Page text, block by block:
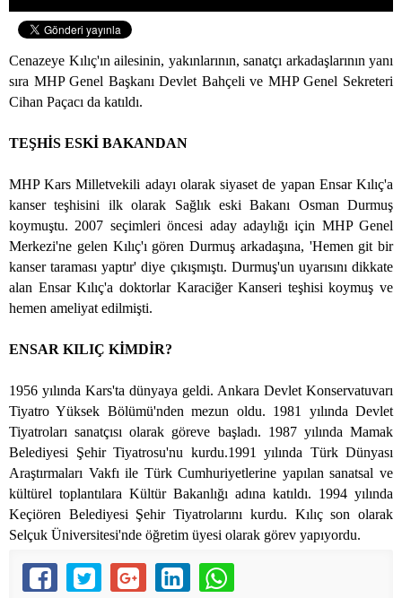
Cenazeye Kılıç'ın ailesinin, yakınlarının, sanatçı arkadaşlarının yanı
sıra MHP Genel Başkanı Devlet Bahçeli ve MHP Genel Sekreteri
Cihan Paçacı da katıldı.
TEŞHİS ESKİ BAKANDAN
MHP Kars Milletvekili adayı olarak siyaset de yapan Ensar Kılıç'a
kanser teşhisini ilk olarak Sağlık eski Bakanı Osman Durmuş
koymuştu. 2007 seçimleri öncesi aday adaylığı için MHP Genel
Merkezi'ne gelen Kılıç'ı gören Durmuş arkadaşına, 'Hemen git bir
kanser taraması yaptır' diye çıkışmıştı. Durmuş'un uyarısını dikkate
alan Ensar Kılıç'a doktorlar Karaciğer Kanseri teşhisi koymuş ve
hemen ameliyat edilmişti.
ENSAR KILIÇ KİMDİR?
1956 yılında Kars'ta dünyaya geldi. Ankara Devlet Konservatuvarı
Tiyatro Yüksek Bölümü'nden mezun oldu. 1981 yılında Devlet
Tiyatroları sanatçısı olarak göreve başladı. 1987 yılında Mamak
Belediyesi Şehir Tiyatrosu'nu kurdu.1991 yılında Türk Dünyası
Araştırmaları Vakfı ile Türk Cumhuriyetlerine yapılan sanatsal ve
kültürel toplantılara Kültür Bakanlığı adına katıldı. 1994 yılında
Keçiören Belediyesi Şehir Tiyatrolarını kurdu. Kılıç son olarak
Selçuk Üniversitesi'nde öğretim üyesi olarak görev yapıyordu.